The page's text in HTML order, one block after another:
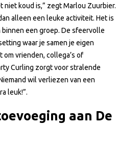
koud is,” zegt Marlou Zuurbier.
alleen een leuke activiteit. Het is
een groep. De sfeervolle
waar je samen je eigen
vrienden, collega’s of
Curling zorgt voor stralende
wil verliezen van een
leuk!”.
aan De